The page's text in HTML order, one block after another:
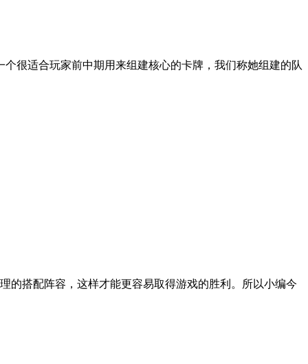
很适合玩家前中期用来组建核心的卡牌，我们称她组建的队
的搭配阵容，这样才能更容易取得游戏的胜利。所以小编今